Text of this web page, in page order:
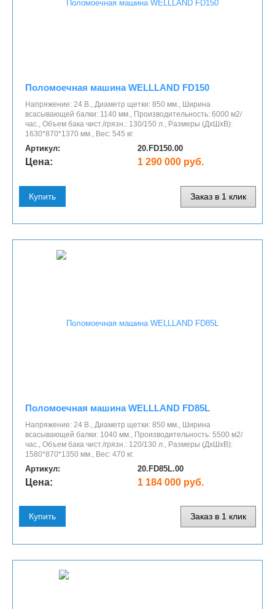
Поломоечная машина WELLLAND FD150
Напряжение: 24 В., Диаметр щетки: 850 мм., Ширина
всасывающей балки: 1140 мм., Производительность: 6000 м2/
час., Объем бака чист./грязн.: 130/150 л., Размеры (ДхШхВ):
1630*870*1370 мм., Вес: 545 кг.
Артикул: 20.FD150.00
Цена: 1 290 000 руб.
Купить Заказ в 1 клик
Поломоечная машина WELLLAND FD85L
Напряжение: 24 В., Диаметр щетки: 850 мм., Ширина
всасывающей балки: 1040 мм., Производительность: 5500 м2/
час., Объем бака чист./грязн.: 120/130 л., Размеры (ДхШхВ):
1580*870*1350 мм., Вес: 470 кг.
Артикул: 20.FD85L.00
Цена: 1 184 000 руб.
Купить Заказ в 1 клик